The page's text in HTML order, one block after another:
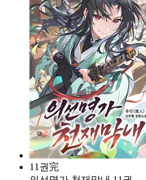
11권完